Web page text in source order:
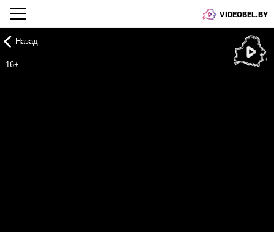
VIDEOBEL.BY
Назад
16+